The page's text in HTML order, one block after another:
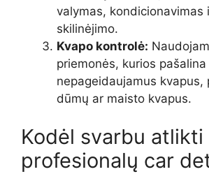
valymas, kondicionavimas
skilinėjimo.
Kvapo kontrolė:
priemonės, kurios pašalina
nepageidaujamus kvapus,
dūmų ar maisto kvapus.
Kodėl svarbu atlikti
profesionalų car